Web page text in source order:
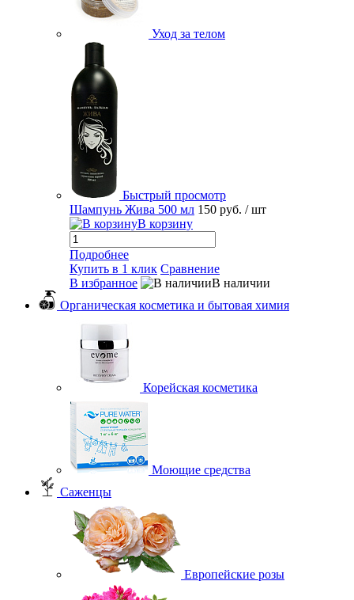
Уход за телом
Быстрый просмотр
Шампунь Жива 500 мл 150 руб. / шт
В корзину
Подробнее
Купить в 1 клик Сравнение
В избранное
В наличии
Органическая косметика и бытовая химия
Корейская косметика
Моющие средства
Саженцы
Европейские розы